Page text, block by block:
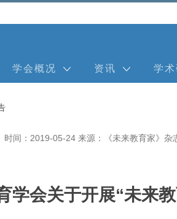
学会概况 资讯 学术
时间：2019-05-24 来源：《未来教育家》杂
学会关于开展“未来